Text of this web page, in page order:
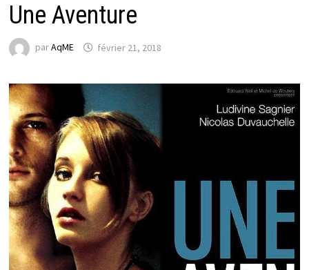
Une Aventure
parAqME février 21, 2018